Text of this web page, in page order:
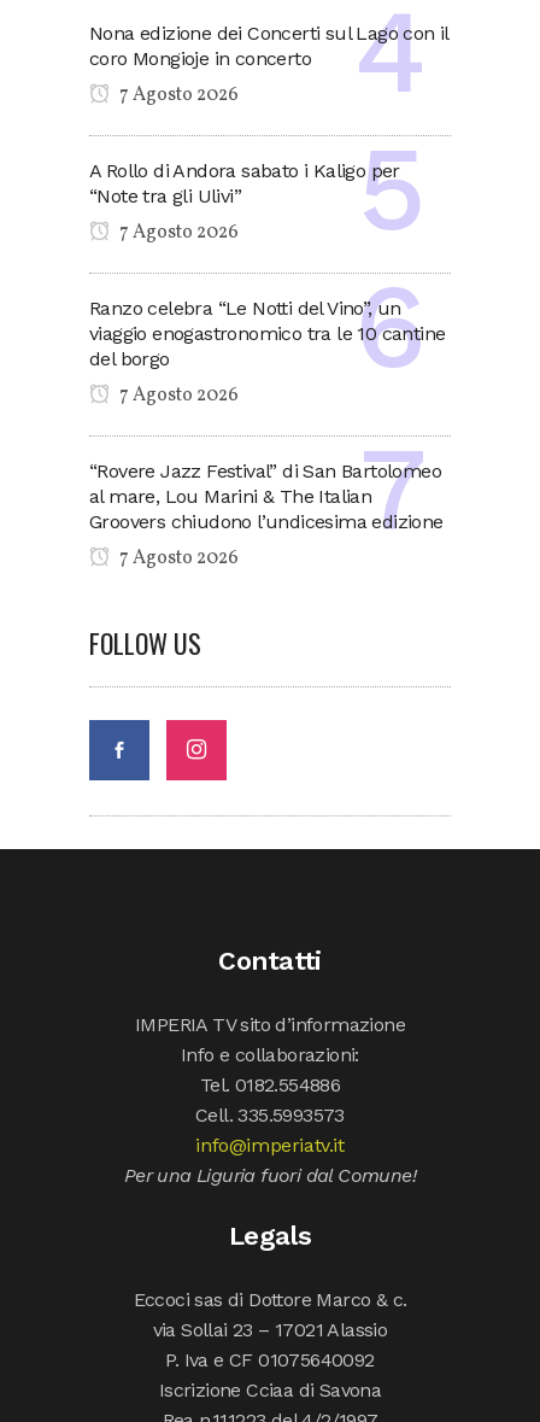
Nona edizione dei Concerti sul Lago con il
coro Mongioje in concerto
7 Agosto 2026
A Rollo di Andora sabato i Kaligo per
“Note tra gli Ulivi”
7 Agosto 2026
Ranzo celebra “Le Notti del Vino”, un
viaggio enogastronomico tra le 10 cantine
del borgo
7 Agosto 2026
“Rovere Jazz Festival” di San Bartolomeo
al mare, Lou Marini & The Italian
Groovers chiudono l’undicesima edizione
7 Agosto 2026
FOLLOW US
Contatti
IMPERIA TV sito d’informazione
Info e collaborazioni:
Tel. 0182.554886
Cell. 335.5993573
info@imperiatv.it
Per una Liguria fuori dal Comune!
Legals
Eccoci sas di Dottore Marco & c.
via Sollai 23 – 17021 Alassio
P. Iva e CF 01075640092
Iscrizione Cciaa di Savona